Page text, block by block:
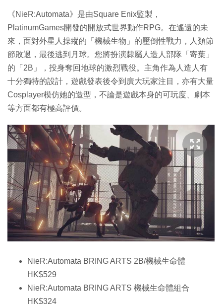
《NieR:Automata》是由Square Enix監製，
PlatinumGames開發的開放式世界動作RPG。在遙遠的未
來，面對外星人操縱的「機械生物」的壓倒性戰力，人類節
節敗退，最後逃到月球。您將扮演隸屬人造人部隊「寄葉」
的「2B」，投身奪回地球的激烈戰役。主角作為人造人有
十分獨特的設計，遊戲發表後令到廣大玩家注目，亦有大量
Cosplayer模仿她的造型，不論是遊戲本身的可玩度、劇本
等方面都有極高評價。
NieR:Automata BRING ARTS 2B/機械生命體
HK$529
NieR:Automata BRING ARTS 機械生命體組合
HK$324